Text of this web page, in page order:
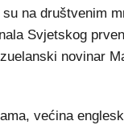
na društvenim
Svjetskog
novinar
većina